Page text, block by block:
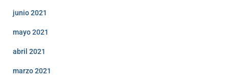
junio 2021
mayo 2021
abril 2021
marzo 2021